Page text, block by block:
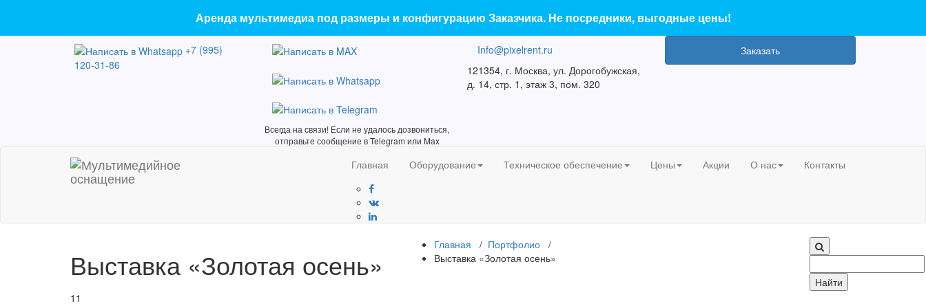
Аренда мультимедиа под размеры и конфигурацию Заказчика. Не посредники, выгодные цены!
+7 (995)
120-31-86
Всегда на связи! Если не удалось дозвониться,
отправьте сообщение в Telegram или Max
Info@pixelrent.ru
121354, г. Москва, ул. Дорогобужская,
д. 14, стр. 1, этаж 3, пом. 320
Заказать
Главная Оборудование Техническое обеспечение Цены Акции О нас Контакты
Выставка «Золотая осень»
Главная / Портфолио/
Выставка «Золотая осень»
11